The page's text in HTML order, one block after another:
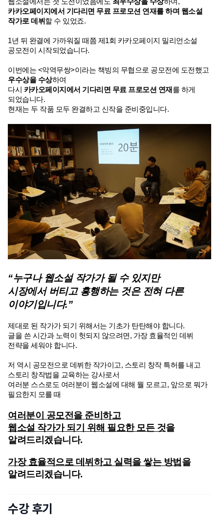
카카오페이지에서 기다리면 무료 프로모션 연재를 하며 웹소설
작가로 데뷔할 수 있었죠.
1년 뒤 완결에 가까워질 때쯤 제1회 카카오페이지 밀리언소설
공모전이 시작되었습니다.
우수상을 수상하여
다시 카카오페이지에서 기다리면 무료 프로모션 연재 를 하게
되었습니다.
현재는 두 작품 모두 완결하고 신작을 준비중입니다.
“누구나 웹소설 작가가 될 수 있지만
시장에서 버티고 흥행하는 것은 전혀 다른
이야기입니다.”
제대로 된 작가가 되기 위해서는 기초가 탄탄해야 합니다.
글을 쓴 시간과 노력이 헛되지 않으려면, 가장 효율적인 데뷔
전략을 세워야 합니다.
저 역시 공모전으로 데뷔한 작가이고, 스토리 창작 특허를 내고
스토리 창작법을 교육하는 강사로서
여러분 스스로도 여러분이 웹소설에 대해 뭘 모르고, 앞으로 뭐가
필요한지 모를 때
여러분이 공모전을 준비하고
웹소설 작가가 되기 위해 필요한 모든 것을
알려드리겠습니다.
가장 효율적으로 데뷔하고 실력을 쌓는 방법 을
알려드리겠습니다.
수강 후기